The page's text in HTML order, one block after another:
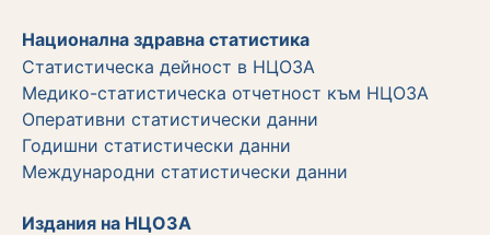
Национална здравна статистика
Статистическа дейност в НЦОЗА
Медико-статистическа отчетност към НЦОЗА
Оперативни статистически данни
Годишни статистически данни
Международни статистически данни
Издания на НЦОЗА